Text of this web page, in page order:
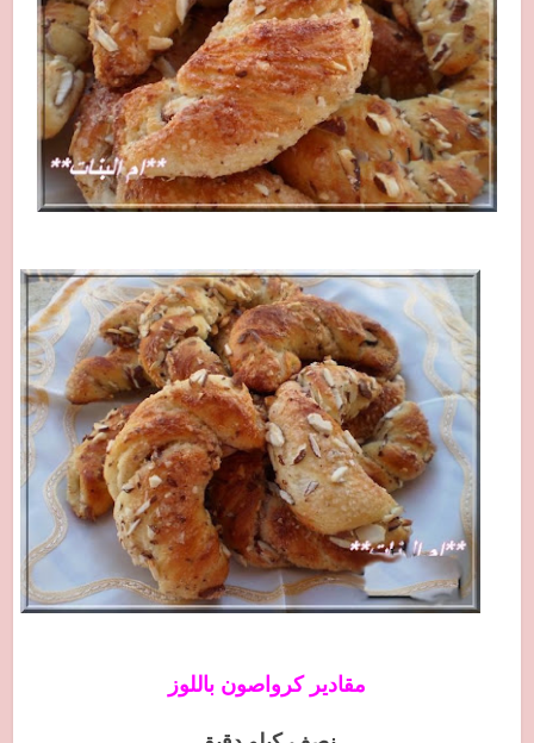
مقادير كرواصون باللوز